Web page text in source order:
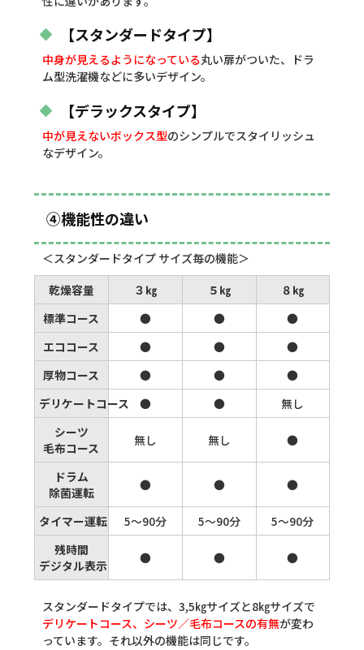
【スタンダードタイプ】
中身が見えるようになっている丸い扉がついた、ドラ
ム型洗濯機などに多いデザイン。
【デラックスタイプ】
中が見えないボックス型のシンプルでスタイリッシュ
なデザイン。
④機能性の違い
＜スタンダードタイプ サイズ毎の機能＞
乾燥容量
３㎏ ５㎏
８㎏
標準コース
● ●
●
エココース
● ●
●
厚物コース
● ●
●
デリケートコース
● ●
無し
シーツ
毛布コース
無し 無し ●
ドラム
除菌運転
● ● ●
タイマー運転 5～90分 5～90分
5～90分
残時間
デジタル表示
● ● ●
スタンダードタイプでは、3,5㎏サイズと8㎏サイズで
デリケートコース、シーツ／毛布コースの有無が変わ
っています。それ以外の機能は同じです。